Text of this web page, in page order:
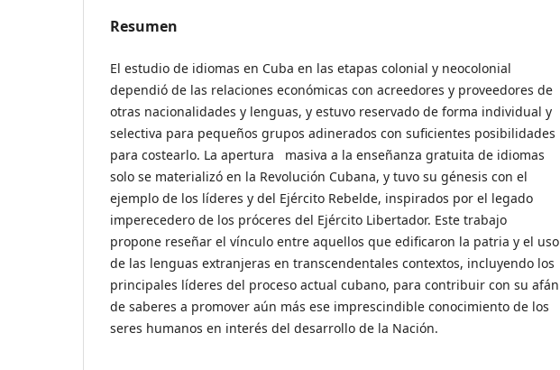
Resumen
El estudio de idiomas en Cuba en las etapas colonial y neocolonial
dependió de las relaciones económicas con acreedores y proveedores de
otras nacionalidades y lenguas, y estuvo reservado de forma individual y
selectiva para pequeños grupos adinerados con suficientes posibilidades
para costearlo. La apertura masiva a la enseñanza gratuita de idiomas
solo se materializó en la Revolución Cubana, y tuvo su génesis con el
ejemplo de los líderes y del Ejército Rebelde, inspirados por el legado
imperecedero de los próceres del Ejército Libertador. Este trabajo
propone reseñar el vínculo entre aquellos que edificaron la patria y el uso
de las lenguas extranjeras en transcendentales contextos, incluyendo los
principales líderes del proceso actual cubano, para contribuir con su afán
de saberes a promover aún más ese imprescindible conocimiento de los
seres humanos en interés del desarrollo de la Nación.